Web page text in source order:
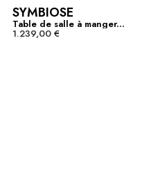
SYMBIOSE
Table de salle à manger...
1.239,00 €